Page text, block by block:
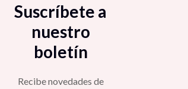
Suscríbete a
nuestro
boletín
Recibe novedades de